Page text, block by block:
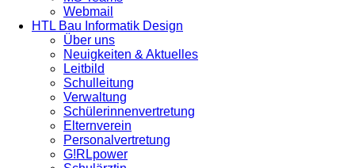
Webmail
HTL Bau Informatik Design
Über uns
Neuigkeiten & Aktuelles
Leitbild
Schulleitung
Verwaltung
Schülerinnenvertretung
Elternverein
Personalvertretung
G!RLpower